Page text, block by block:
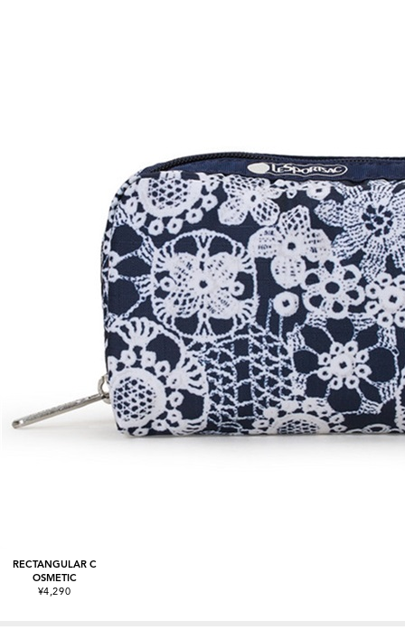
RECTANGULAR C
OSMETIC
¥4,290